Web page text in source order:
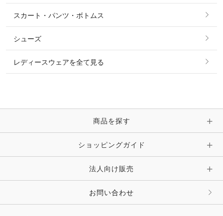
シャツ・ブラウス・ワンピース
ベルト
時計・財布・キーケース・革小物
キーホルダー・チャーム・ストラップ
その他 ファッション雑貨
リング
ピアス・イヤリング
ピン・ブローチ・コサージュ
その他 アクセサリー
スカート・パンツ・ボトムス
シューズ
レディースウェアを全て見る
商品を探す
ショッピングガイド
法人向け販売
お問い合わせ